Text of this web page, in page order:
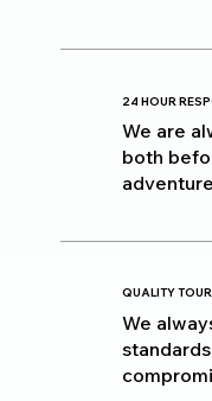
24 HOUR
We are
both
QUALITY
We